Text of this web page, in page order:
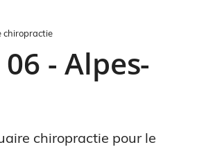
chiropractie
- Alpes-
chiropractie pour le